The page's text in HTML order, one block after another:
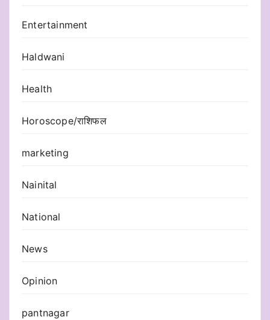
Entertainment
Haldwani
Health
Horoscope/राशिफल
marketing
Nainital
National
News
Opinion
pantnagar